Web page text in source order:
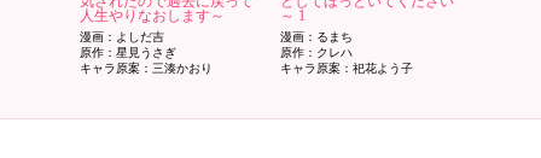
人生やりなおします～
漫画：よしだ吉
原作：星見うさぎ
キャラ原案：三湊かおり
～ 1
漫画：るまち
原作：クレハ
キャラ原案：祀花よう子